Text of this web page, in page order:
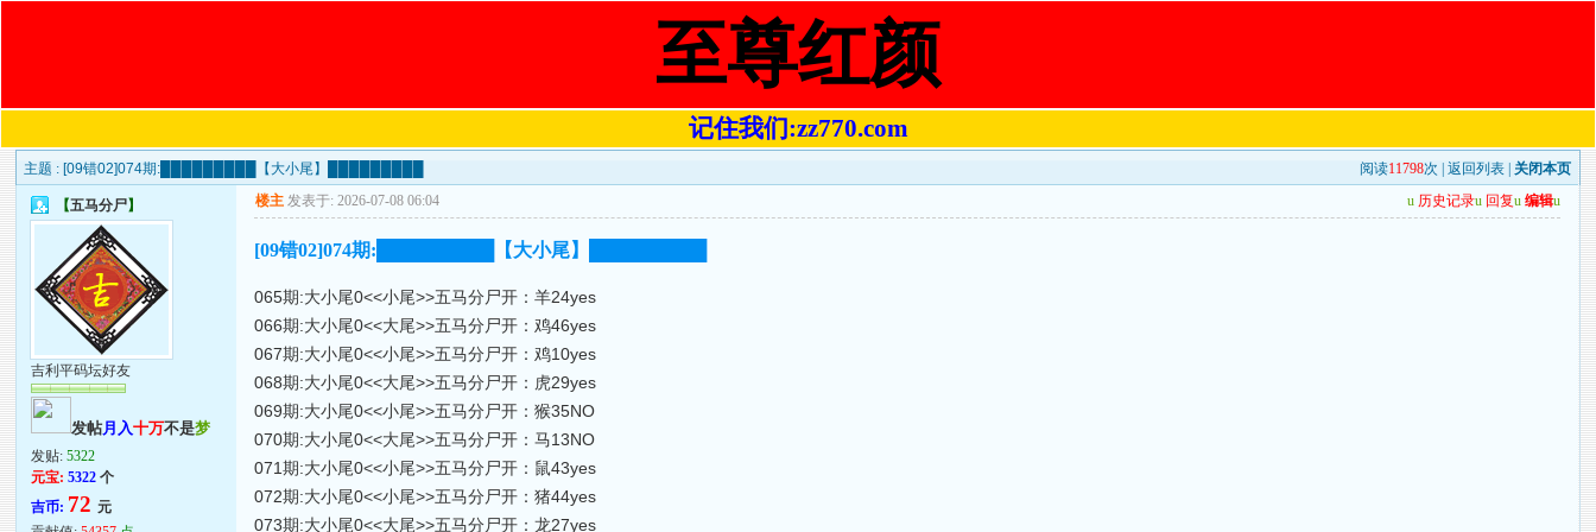
至尊红颜
记住我们:zz770.com
主题 : [09错02]074期:█████████【大小尾】█████████ 阅读11798次 |返回列表 关闭本页
【五马分尸】
吉利平码坛好友
发帖月入十万不是梦
发贴:5322
元宝: 5322个
吉币: 72元
楼主 发表于: 2026-07-08 06:04 u 历史记录u 回复u 编辑u
[09错02]074期:█████████【大小尾】█████████
065期:大小尾0<<小尾>>五马分尸开：羊24yes
066期:大小尾0<<大尾>>五马分尸开：鸡46yes
067期:大小尾0<<小尾>>五马分尸开：鸡10yes
068期:大小尾0<<大尾>>五马分尸开：虎29yes
069期:大小尾0<<小尾>>五马分尸开：猴35NO
070期:大小尾0<<大尾>>五马分尸开：马13NO
071期:大小尾0<<小尾>>五马分尸开：鼠43yes
072期:大小尾0<<小尾>>五马分尸开：猪44yes
073期:大小尾0<<大尾>>五马分尸开：龙27yes